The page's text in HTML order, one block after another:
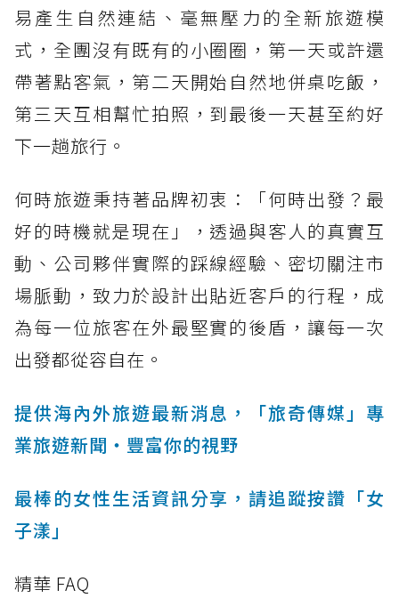
易產生自然連結、毫無壓力的全新旅遊模
式，全團沒有既有的小圈圈，第一天或許還
帶著點客氣，第二天開始自然地併桌吃飯，
第三天互相幫忙拍照，到最後一天甚至約好
下一趟旅行。
何時旅遊秉持著品牌初衷：「何時出發？最
好的時機就是現在」，透過與客人的真實互
動、公司夥伴實際的踩線經驗、密切關注市
場脈動，致力於設計出貼近客戶的行程，成
為每一位旅客在外最堅實的後盾，讓每一次
出發都從容自在。
提供海內外旅遊最新消息，「旅奇傳媒」專
業旅遊新聞‧豐富你的視野
最棒的女性生活資訊分享，請追蹤按讚「女
子漾」
精華 FAQ